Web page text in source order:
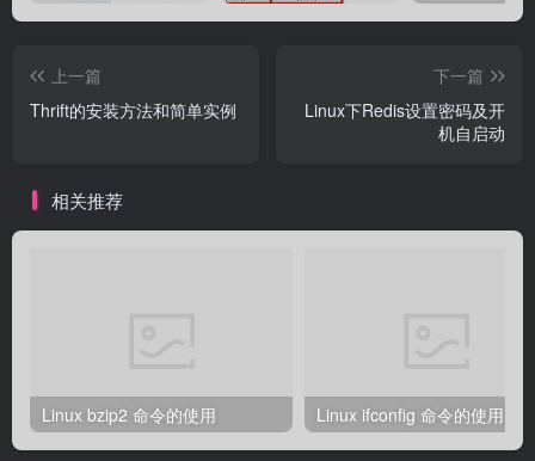
上一篇
Thrift的安装方法和简单实例
下一篇
Linux下Redis设置密码及开
机自启动
相关推荐
Linux bzip2 命令的使用 Linux ifconfig 命令的使用